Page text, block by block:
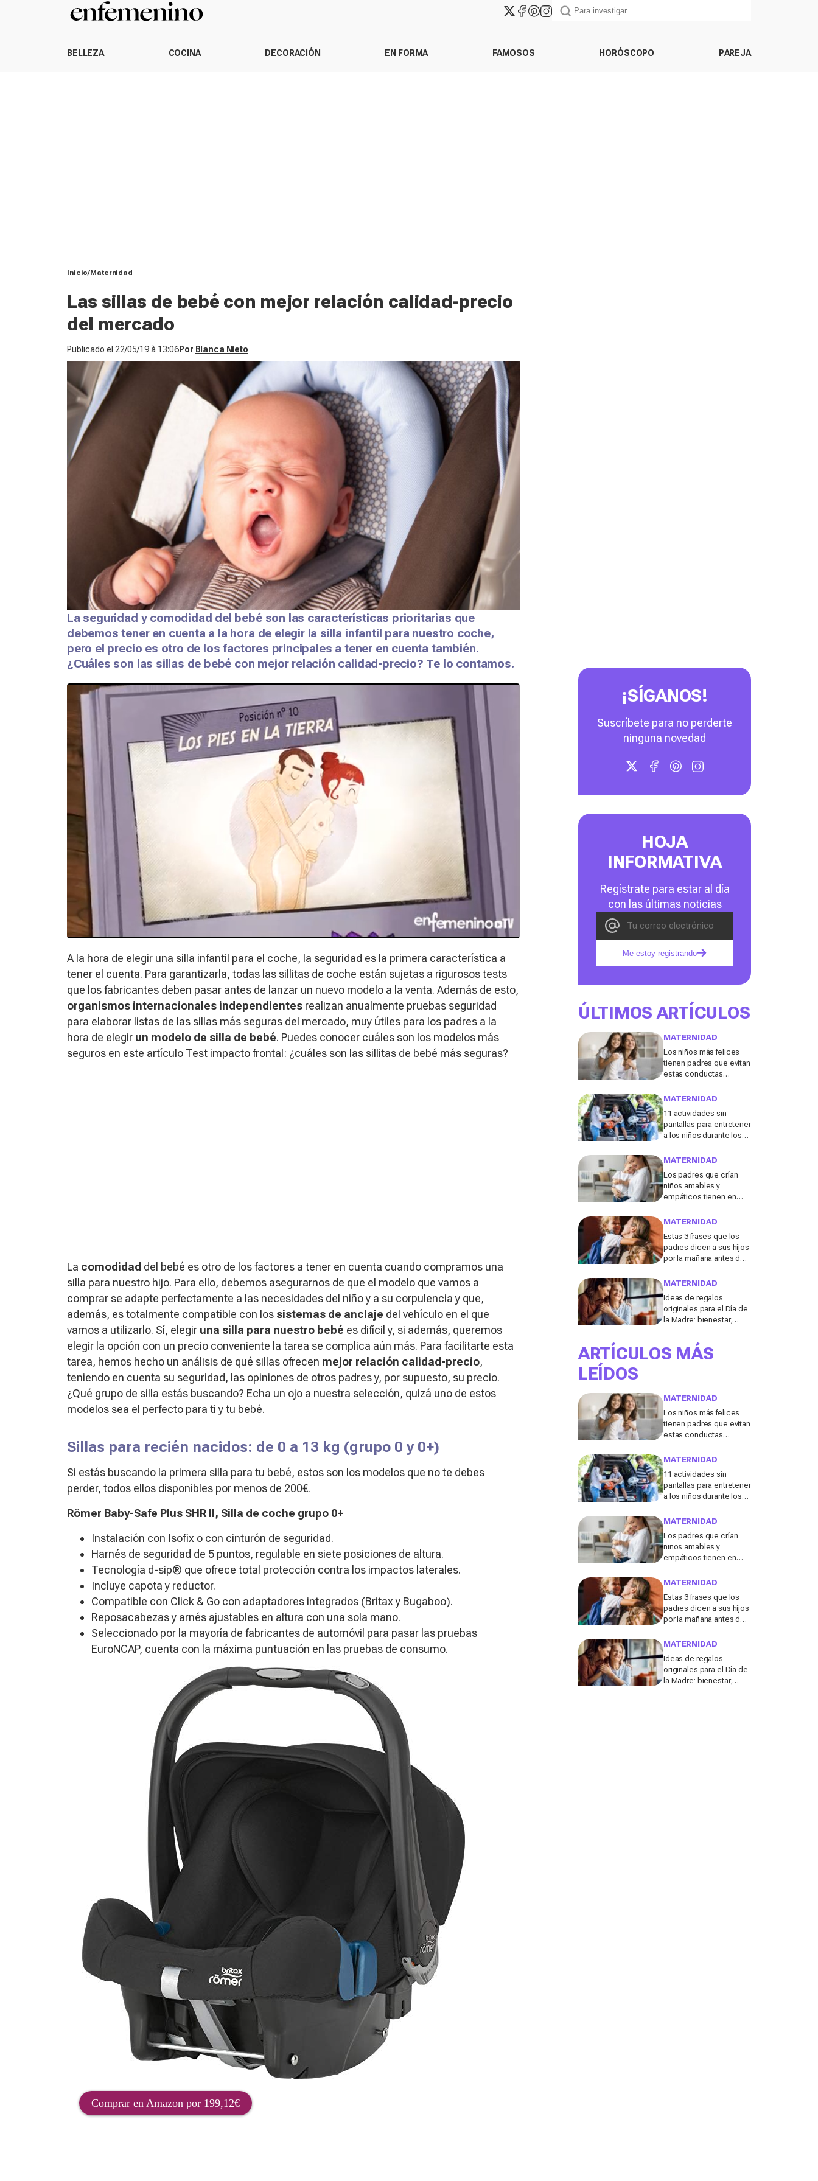
BELLEZA COCINA DECORACIÓN EN FORMA FAMOSOS HORÓSCOPO PAREJA
Inicio Maternidad
Las sillas de bebé con mejor relación calidad-precio
del mercado
Publicado el 22/05/19 à 13:06Por Blanca Nieto
La seguridad y comodidad del bebé son las características prioritarias que
debemos tener en cuenta a la hora de elegir la silla infantil para nuestro coche,
pero el precio es otro de los factores principales a tener en cuenta también.
¿Cuáles son las sillas de bebé con mejor relación calidad-precio? Te lo contamos.
A la hora de elegir una silla infantil para el coche, la seguridad es la primera característica a
tener el cuenta. Para garantizarla, todas las sillitas de coche están sujetas a rigurosos tests
que los fabricantes deben pasar antes de lanzar un nuevo modelo a la venta. Además de esto,
organismos internacionales independientes realizan anualmente pruebas seguridad
para elaborar listas de las sillas más seguras del mercado, muy útiles para los padres a la
hora de elegir un modelo de silla de bebé. Puedes conocer cuáles son los modelos más
seguros en este artículo Test impacto frontal: ¿cuáles son las sillitas de bebé más seguras?
La comodidad del bebé es otro de los factores a tener en cuenta cuando compramos una
silla para nuestro hijo. Para ello, debemos asegurarnos de que el modelo que vamos a
comprar se adapte perfectamente a las necesidades del niño y a su corpulencia y que,
además, es totalmente compatible con los sistemas de anclaje del vehículo en el que
vamos a utilizarlo. Sí, elegir una silla para nuestro bebé es difícil y, si además, queremos
elegir la opción con un precio conveniente la tarea se complica aún más. Para facilitarte esta
tarea, hemos hecho un análisis de qué sillas ofrecen mejor relación calidad-precio,
teniendo en cuenta su seguridad, las opiniones de otros padres y, por supuesto, su precio.
¿Qué grupo de silla estás buscando? Echa un ojo a nuestra selección, quizá uno de estos
modelos sea el perfecto para ti y tu bebé.
Sillas para recién nacidos: de 0 a 13 kg (grupo 0 y 0+)
Si estás buscando la primera silla para tu bebé, estos son los modelos que no te debes
perder, todos ellos disponibles por menos de 200€.
Römer Baby-Safe Plus SHR II, Silla de coche grupo 0+
Instalación con Isofix o con cinturón de seguridad.
Harnés de seguridad de 5 puntos, regulable en siete posiciones de altura.
Tecnología d-sip® que ofrece total protección contra los impactos laterales.
Incluye capota y reductor.
Compatible con Click & Go con adaptadores integrados (Britax y Bugaboo).
Reposacabezas y arnés ajustables en altura con una sola mano.
Seleccionado por la mayoría de fabricantes de automóvil para pasar las pruebas
EuroNCAP, cuenta con la máxima puntuación en las pruebas de consumo.
Comprar en Amazon por 199,12€
¡SÍGANOS!
Suscríbete para no perderte
ninguna novedad
HOJA
INFORMATIVA
Regístrate para estar al día
con las últimas noticias
Me estoy registrando
ÚLTIMOS ARTÍCULOS
MATERNIDAD
Los niños más felices
tienen padres que evitan
estas conductas
menudo se consideran
expertos
MATERNIDAD
11 actividades sin
pantallas para entretener
a los niños durante los
coche, tren o avión
MATERNIDAD
Los padres que crían
niños amables y
empáticos tienen en
según un experto en
MATERNIDAD
Estas 3 frases que los
padres dicen a sus hijos
por la mañana antes de ir
molestar a los
MATERNIDAD
Ideas de regalos
originales para el Día de
la Madre: bienestar,
para compartir con ella
ARTÍCULOS MÁS
LEÍDOS
MATERNIDAD
Los niños más felices
tienen padres que evitan
estas conductas
menudo se consideran
expertos
MATERNIDAD
11 actividades sin
pantallas para entretener
a los niños durante los
coche, tren o avión
MATERNIDAD
Los padres que crían
niños amables y
empáticos tienen en
según un experto en
MATERNIDAD
Estas 3 frases que los
padres dicen a sus hijos
por la mañana antes de ir
molestar a los
MATERNIDAD
Ideas de regalos
originales para el Día de
la Madre: bienestar,